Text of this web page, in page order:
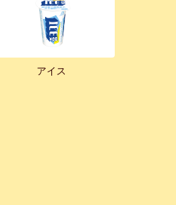
アイス